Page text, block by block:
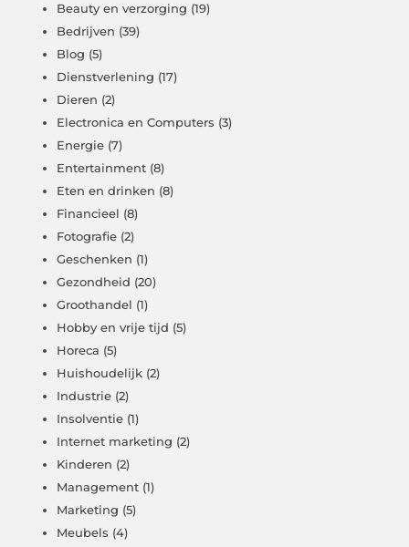
Beauty en verzorging (19)
Bedrijven (39)
Blog (5)
Dienstverlening (17)
Dieren (2)
Electronica en Computers (3)
Energie (7)
Entertainment (8)
Eten en drinken (8)
Financieel (8)
Fotografie (2)
Geschenken (1)
Gezondheid (20)
Groothandel (1)
Hobby en vrije tijd (5)
Horeca (5)
Huishoudelijk (2)
Industrie (2)
Insolventie (1)
Internet marketing (2)
Kinderen (2)
Management (1)
Marketing (5)
Meubels (4)